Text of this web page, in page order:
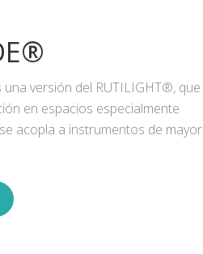
una versión del RUTILIGHT®, que
en espacios especialmente
acopla a instrumentos de mayor